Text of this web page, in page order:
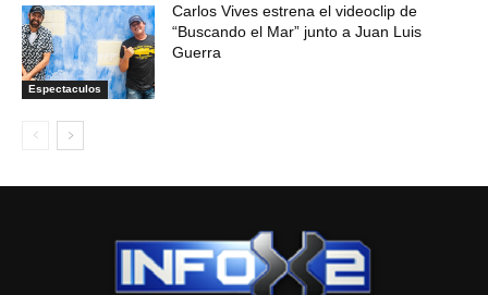
Espectaculos
Carlos Vives estrena el videoclip de
“Buscando el Mar” junto a Juan Luis
Guerra